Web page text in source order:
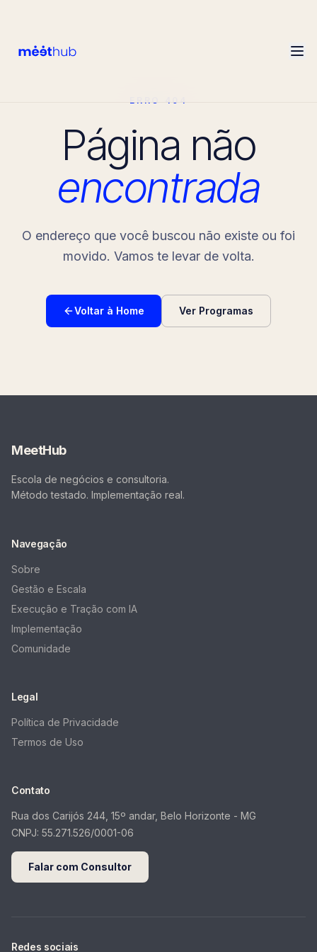
ERRO 404
Página não
encontrada
O endereço que você buscou não existe ou foi
movido. Vamos te levar de volta.
Voltar à Home Ver Programas
MeetHub
Escola de negócios e consultoria.
Método testado. Implementação real.
Navegação
Sobre
Gestão e Escala
Execução e Tração com IA
Implementação
Comunidade
Legal
Política de Privacidade
Termos de Uso
Contato
Rua dos Carijós 244, 15º andar, Belo Horizonte - MG
CNPJ: 55.271.526/0001-06
Falar com Consultor
Redes sociais